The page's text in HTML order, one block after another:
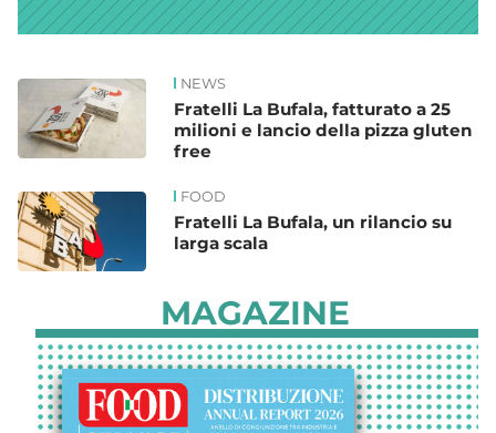
News NEWS
Fratelli La Bufala, fatturato a 25
milioni e lancio della pizza gluten
free
FOOD
Fratelli La Bufala, un rilancio su
larga scala
MAGAZINE